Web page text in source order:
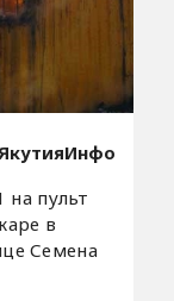
на пульт
в
Семена